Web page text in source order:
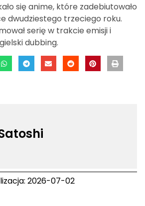
się anime, które zadebiutowało
dwudziestego trzeciego roku.
serię w trakcie emisji i
dubbing.
2026-07-02